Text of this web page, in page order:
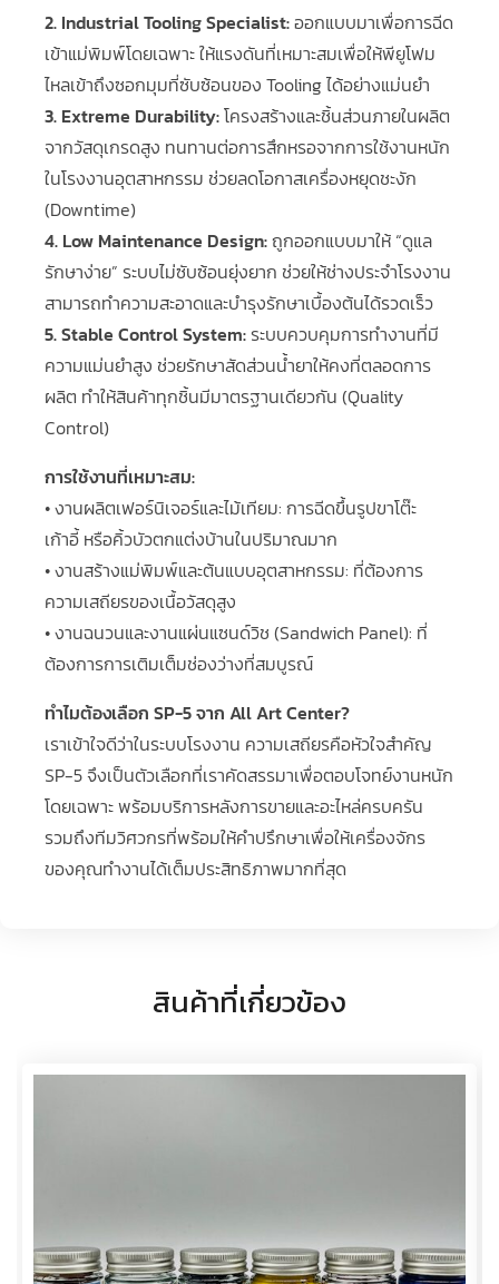
2. Industrial Tooling Specialist:ออกแบบมาเพื่อการฉีด
เข้าแม่พิมพ์โดยเฉพาะ ให้แรงดันที่เหมาะสมเพื่อให้พียูโฟม
ไหลเข้าถึงซอกมุมที่ซับซ้อนของ Tooling ได้อย่างแม่นยำ
3. Extreme Durability:โครงสร้างและชิ้นส่วนภายในผลิต
จากวัสดุเกรดสูง ทนทานต่อการสึกหรอจากการใช้งานหนัก
ในโรงงานอุตสาหกรรม ช่วยลดโอกาสเครื่องหยุดชะงัก
(Downtime)
4. Low Maintenance Design:ถูกออกแบบมาให้ “ดูแล
รักษาง่าย” ระบบไม่ซับซ้อนยุ่งยาก ช่วยให้ช่างประจำโรงงาน
สามารถทำความสะอาดและบำรุงรักษาเบื้องต้นได้รวดเร็ว
5. Stable Control System:ระบบควบคุมการทำงานที่มี
ความแม่นยำสูง ช่วยรักษาสัดส่วนน้ำยาให้คงที่ตลอดการ
ผลิต ทำให้สินค้าทุกชิ้นมีมาตรฐานเดียวกัน (Quality
Control)
การใช้งานที่เหมาะสม:
• งานผลิตเฟอร์นิเจอร์และไม้เทียม: การฉีดขึ้นรูปขาโต๊ะ
เก้าอี้ หรือคิ้วบัวตกแต่งบ้านในปริมาณมาก
• งานสร้างแม่พิมพ์และต้นแบบอุตสาหกรรม: ที่ต้องการ
ความเสถียรของเนื้อวัสดุสูง
• งานฉนวนและงานแผ่นแซนด์วิช (Sandwich Panel): ที่
ต้องการการเติมเต็มช่องว่างที่สมบูรณ์
ทำไมต้องเลือก SP-5 จาก All Art Center?
เราเข้าใจดีว่าในระบบโรงงาน ความเสถียรคือหัวใจสำคัญ
SP-5 จึงเป็นตัวเลือกที่เราคัดสรรมาเพื่อตอบโจทย์งานหนัก
โดยเฉพาะ พร้อมบริการหลังการขายและอะไหล่ครบครัน
รวมถึงทีมวิศวกรที่พร้อมให้คำปรึกษาเพื่อให้เครื่องจักร
ของคุณทำงานได้เต็มประสิทธิภาพมากที่สุด
สินค้าที่เกี่ยวข้อง